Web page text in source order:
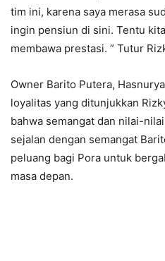
tim ini, karena saya merasa
ingin pensiun di sini. Tentu
membawa prestasi. ” Tutur
Owner Barito Putera,
loyalitas yang ditunjukkan
bahwa semangat dan nilai-
sejalan dengan semangat
peluang bagi Pora untuk
masa depan.